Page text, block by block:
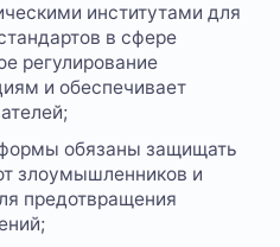
институтами для
в сфере
регулирование
и обеспечивает
обязаны защищать
злоумышленников и
предотвращения